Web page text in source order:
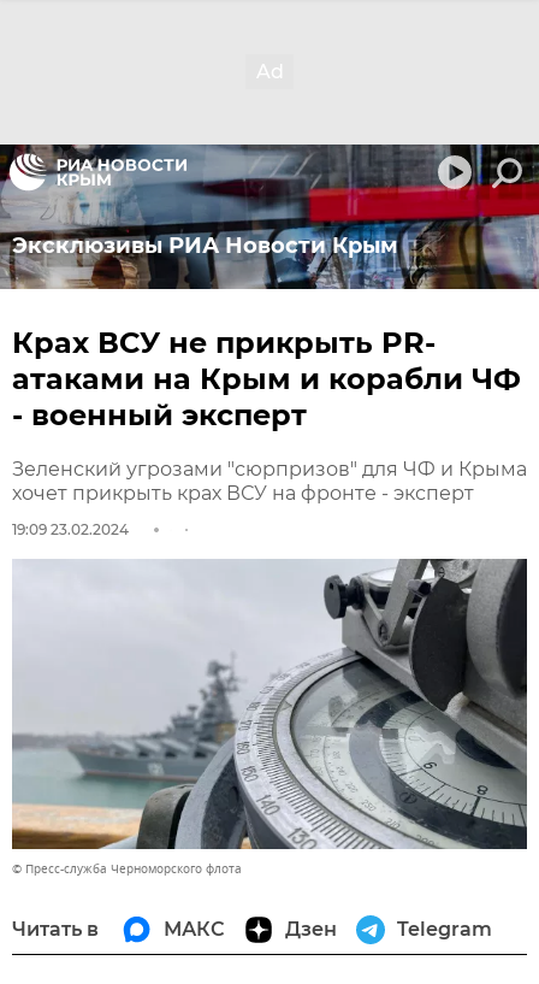
Эксклюзивы РИА Новости Крым
Крах ВСУ не прикрыть PR-
атаками на Крым и корабли ЧФ
- военный эксперт
Зеленский угрозами "сюрпризов" для ЧФ и Крыма
хочет прикрыть крах ВСУ на фронте - эксперт
19:09 23.02.2024
© Пресс-служба Черноморского флота
Читать в МАКС Дзен Telegram